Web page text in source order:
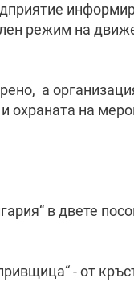
режим на
а
охраната на
в двете
- от